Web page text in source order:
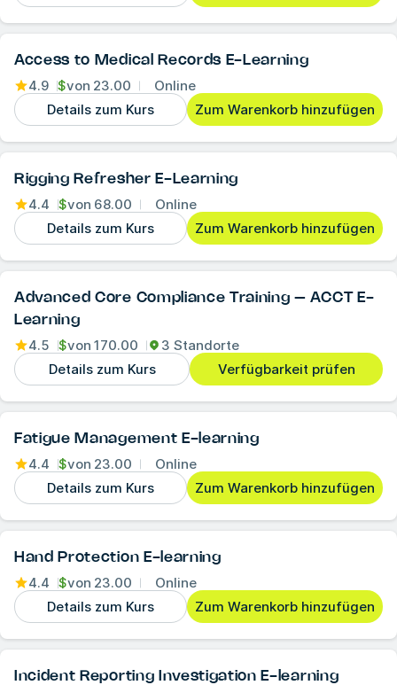
Access to Medical Records E-Learning
4.9 $von 23.00
Online
Details zum Kurs
Zum Warenkorb hinzufügen
Rigging Refresher E-Learning
4.4 $von 68.00
Online
Details zum Kurs
Zum Warenkorb hinzufügen
Advanced Core Compliance Training – ACCT E-
Learning
4.5 $von 170.00
3 Standorte
Details zum Kurs
Verfügbarkeit prüfen
Fatigue Management E-learning
4.4 $von 23.00
Online
Details zum Kurs
Zum Warenkorb hinzufügen
Hand Protection E-learning
4.4 $von 23.00
Online
Details zum Kurs
Zum Warenkorb hinzufügen
Incident Reporting Investigation E-learning